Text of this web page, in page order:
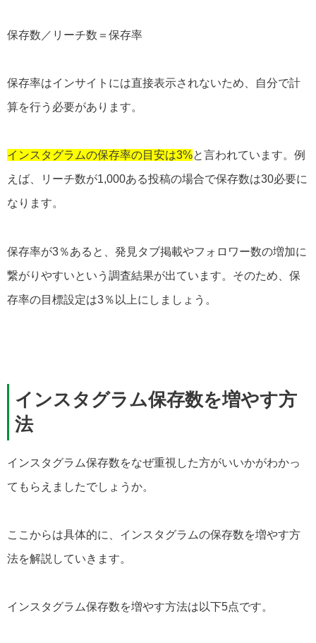
保存数／リーチ数＝保存率
保存率はインサイトには直接表示されないため、自分で計
算を行う必要があります。
インスタグラムの保存率の目安は3%と言われています。例
えば、リーチ数が1,000ある投稿の場合で保存数は30必要に
なります。
保存率が3％あると、発見タブ掲載やフォロワー数の増加に
繋がりやすいという調査結果が出ています。そのため、保
存率の目標設定は3％以上にしましょう。
インスタグラム保存数を増やす方
法
インスタグラム保存数をなぜ重視した方がいいかがわかっ
てもらえましたでしょうか。
ここからは具体的に、インスタグラムの保存数を増やす方
法を解説していきます。
インスタグラム保存数を増やす方法は以下5点です。